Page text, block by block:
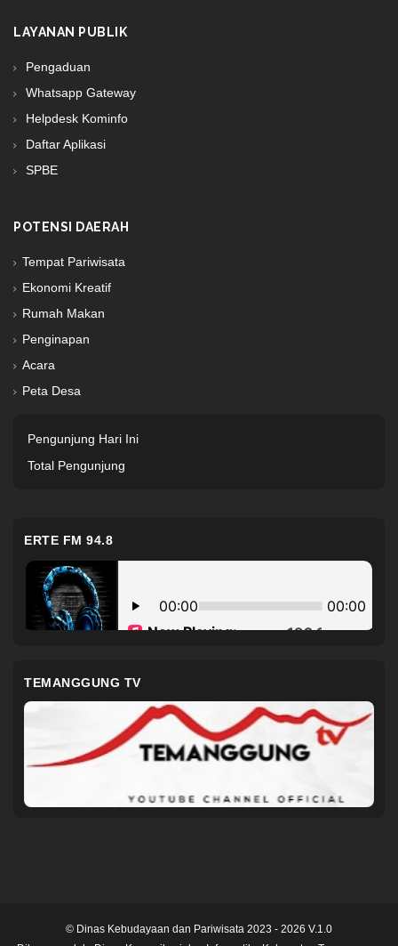
LAYANAN PUBLIK
Pengaduan
Whatsapp Gateway
Helpdesk Kominfo
Daftar Aplikasi
SPBE
POTENSI DAERAH
Tempat Pariwisata
Ekonomi Kreatif
Rumah Makan
Penginapan
Acara
Peta Desa
Pengunjung Hari Ini
Total Pengunjung
ERTE FM 94.8
TEMANGGUNG TV
© Dinas Kebudayaan dan Pariwisata 2023 - 2026 V.1.0